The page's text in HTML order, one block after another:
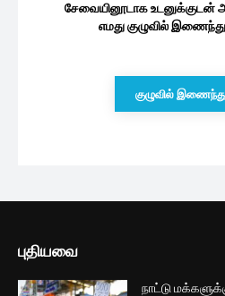
சேவையினூடாக
எமது குழுவில்
குழுவில்
புதியவை
நாட்டு